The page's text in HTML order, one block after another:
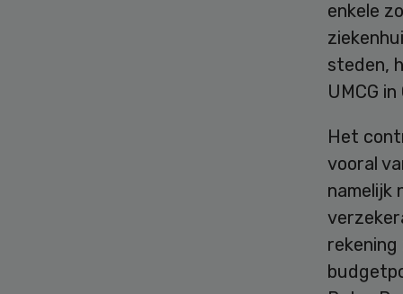
enkele
steden,
UMCG
Het
vooral
namelijk
rekening